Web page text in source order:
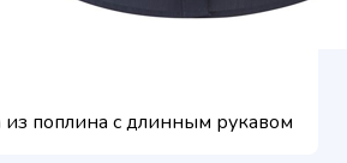
из поплина с длинным рукавом